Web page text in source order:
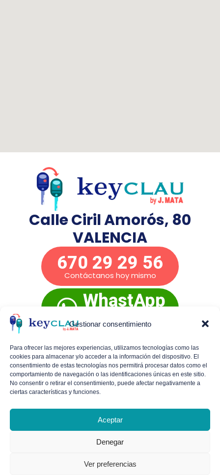
Gestionar consentimiento
Para ofrecer las mejores experiencias, utilizamos tecnologías como las
cookies para almacenar y/o acceder a la información del dispositivo. El
consentimiento de estas tecnologías nos permitirá procesar datos como el
comportamiento de navegación o las identificaciones únicas en este sitio.
No consentir o retirar el consentimiento, puede afectar negativamente a
ciertas características y funciones.
Aceptar
Denegar
Ver preferencias
Calle Ciril Amorós, 80
VALENCIA
670 29 29 56
Contáctanos hoy mismo
WhastApp
inmediato
Mañanas de lunes a viernes:De 9:00 a 14:00
Tardes de lunes a jueves:De 16:30 a 19:30
previa.